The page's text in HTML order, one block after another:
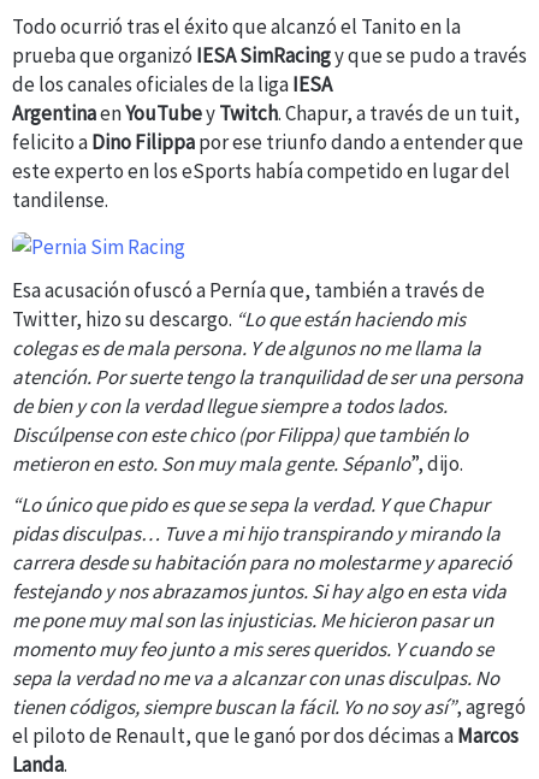
Todo ocurrió tras el éxito que alcanzó el Tanito en la
prueba que organizó IESA SimRacingy que se pudo a través
de los canales oficiales de la ligaIESA
ArgentinaenYouTubeyTwitch. Chapur, a través de un tuit,
felicito aDino Filippapor ese triunfo dando a entender que
este experto en los eSports había competido en lugar del
tandilense.
Esa acusación ofuscó a Pernía que, también a través de
Twitter, hizo su descargo. “Lo que están haciendo mis
colegas es de mala persona. Y de algunos no me llama la
atención. Por suerte tengo la tranquilidad de ser una persona
de bien y con la verdad llegue siempre a todos lados.
Discúlpense con este chico (por Filippa) que también lo
metieron en esto. Son muy mala gente. Sépanlo”, dijo.
“Lo único que pido es que se sepa la verdad. Y que Chapur
pidas disculpas… Tuve a mi hijo transpirando y mirando la
carrera desde su habitación para no molestarme y apareció
festejando y nos abrazamos juntos. Si hay algo en esta vida
me pone muy mal son las injusticias. Me hicieron pasar un
momento muy feo junto a mis seres queridos. Y cuando se
sepa la verdad no me va a alcanzar con unas disculpas. No
tienen códigos, siempre buscan la fácil. Yo no soy así”, agregó
el piloto de Renault, que le ganó por dos décimas aMarcos
Landa.